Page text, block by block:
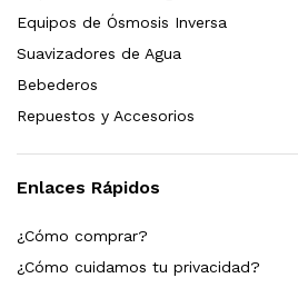
Equipos de Ósmosis Inversa
Suavizadores de Agua
Bebederos
Repuestos y Accesorios
Enlaces Rápidos
¿Cómo comprar?
¿Cómo cuidamos tu privacidad?
2,899.00
al carrito